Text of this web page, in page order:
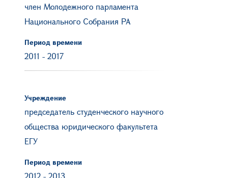
член Молодежного парламента
Национального Собрания РА
Период времени
2011 - 2017
Учреждение
председатель студенческого научного
общества юридического факультета
ЕГУ
Период времени
2012 - 2013